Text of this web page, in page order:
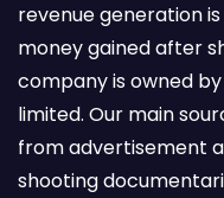
revenue generation
money gained after
company is owned
limited. Our main
from advertisement
shooting